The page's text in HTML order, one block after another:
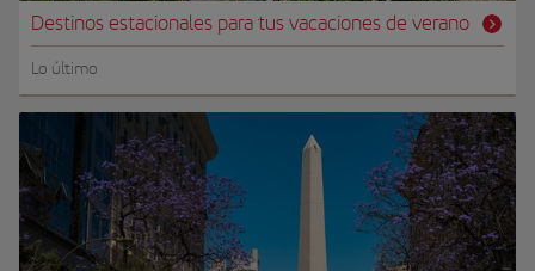
Destinos estacionales para tus vacaciones de verano
Lo último